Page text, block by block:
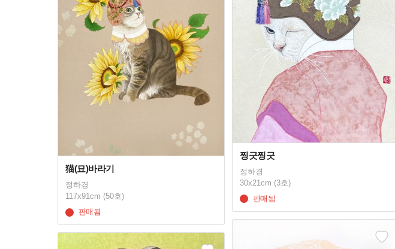
찡긋찡긋
정하경
30x21cm (3호)
판매됨
猫(묘)바라기
정하경
117x91cm (50호)
판매됨